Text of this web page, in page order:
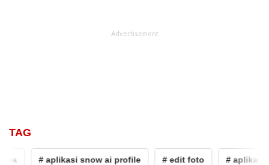
TAG
# aplikasi snow ai profile # edit foto # aplikasi